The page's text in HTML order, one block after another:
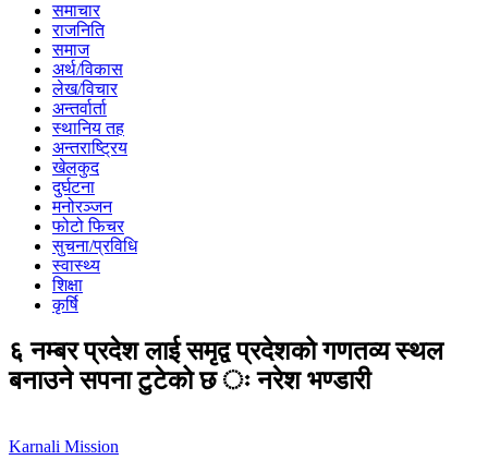
समाचार
राजनिति
समाज
अर्थ/विकास
लेख/विचार
अन्तर्वार्ता
स्थानिय तह
अन्तराष्ट्रिय
खेलकुद
दुर्घटना
मनोरञ्जन
फोटो फिचर
सुचना/प्रविधि
स्वास्थ्य
शिक्षा
कृर्षि
६ नम्बर प्रदेश लाई समृद्व प्रदेशको गणतव्य स्थल
बनाउने सपना टुटेको छ ः नरेश भण्डारी
Karnali Mission